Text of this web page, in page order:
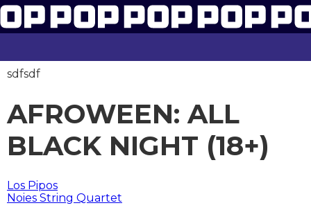
sdfsdf
AFROWEEN: ALL
BLACK NIGHT (18+)
BERICHT
NAVIGATIE
Los Pipos
Noies String Quartet